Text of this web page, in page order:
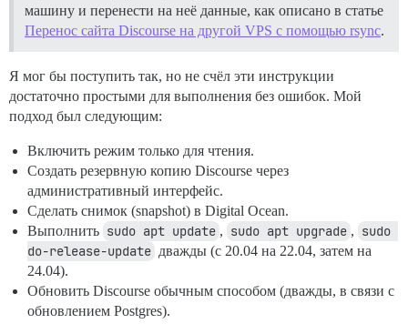
машину и перенести на неё данные, как описано в статье
Перенос сайта Discourse на другой VPS с помощью rsync.
Я мог бы поступить так, но не счёл эти инструкции
достаточно простыми для выполнения без ошибок. Мой
подход был следующим:
Включить режим только для чтения.
Создать резервную копию Discourse через
административный интерфейс.
Сделать снимок (snapshot) в Digital Ocean.
Выполнить sudo apt update , sudo apt upgrade , sudo
do-release-update дважды (с 20.04 на 22.04, затем на
24.04).
Обновить Discourse обычным способом (дважды, в связи с
обновлением Postgres).